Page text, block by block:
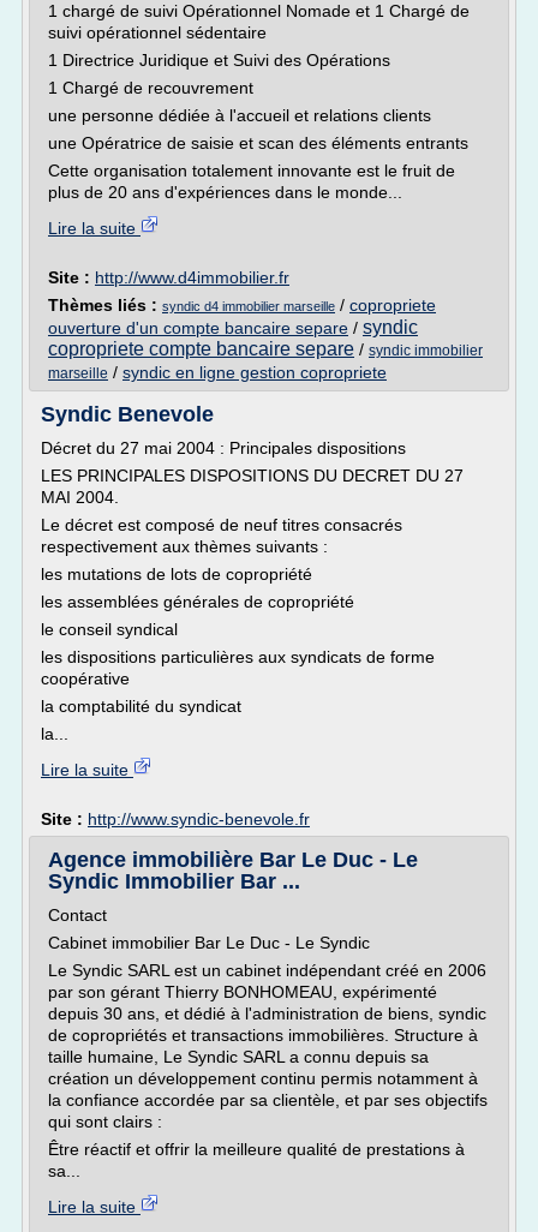
1 chargé de suivi Opérationnel Nomade et 1 Chargé de
suivi opérationnel sédentaire
1 Directrice Juridique et Suivi des Opérations
1 Chargé de recouvrement
une personne dédiée à l'accueil et relations clients
une Opératrice de saisie et scan des éléments entrants
Cette organisation totalement innovante est le fruit de
plus de 20 ans d'expériences dans le monde...
Lire la suite
Site : http://www.d4immobilier.fr
Thèmes liés : syndic d4 immobilier marseille / copropriete
ouverture d'un compte bancaire separe / syndic
copropriete compte bancaire separe / syndic immobilier
marseille / syndic en ligne gestion copropriete
Syndic Benevole
Décret du 27 mai 2004 : Principales dispositions
LES PRINCIPALES DISPOSITIONS DU DECRET DU 27
MAI 2004.
Le décret est composé de neuf titres consacrés
respectivement aux thèmes suivants :
les mutations de lots de copropriété
les assemblées générales de copropriété
le conseil syndical
les dispositions particulières aux syndicats de forme
coopérative
la comptabilité du syndicat
la...
Lire la suite
Site : http://www.syndic-benevole.fr
Agence immobilière Bar Le Duc - Le
Syndic Immobilier Bar ...
Contact
Cabinet immobilier Bar Le Duc - Le Syndic
Le Syndic SARL est un cabinet indépendant créé en 2006
par son gérant Thierry BONHOMEAU, expérimenté
depuis 30 ans, et dédié à l'administration de biens, syndic
de copropriétés et transactions immobilières. Structure à
taille humaine, Le Syndic SARL a connu depuis sa
création un développement continu permis notamment à
la confiance accordée par sa clientèle, et par ses objectifs
qui sont clairs :
Être réactif et offrir la meilleure qualité de prestations à
sa...
Lire la suite